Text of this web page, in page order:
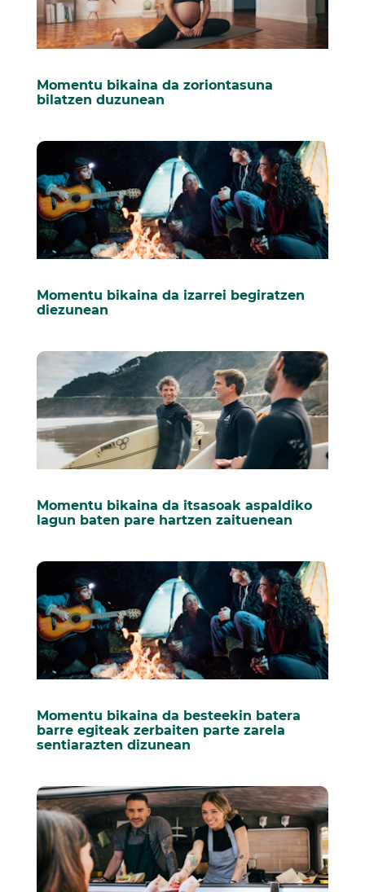
Momentu bikaina da zoriontasuna
bilatzen duzunean
Momentu bikaina da izarrei begiratzen
diezunean
Momentu bikaina da itsasoak aspaldiko
lagun baten pare hartzen zaituenean
Momentu bikaina da besteekin batera
barre egiteak zerbaiten parte zarela
sentiarazten dizunean